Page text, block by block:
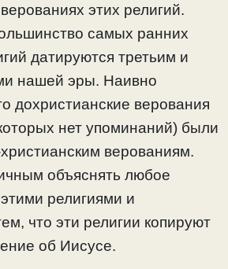
этих религий.
самых ранних
датируются третьим и
нашей эры. Наивно
дохристианские верования
нет упоминаний) были
верованиям.
объяснять любое
религиями и
что эти религии копируют
об Иисусе.